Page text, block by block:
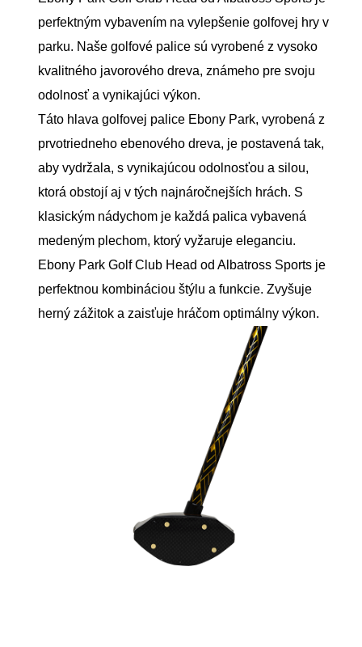
perfektným vybavením na vylepšenie golfovej hry v
parku. Naše golfové palice sú vyrobené z vysoko
kvalitného javorového dreva, známeho pre svoju
odolnosť a vynikajúci výkon.
Táto hlava golfovej palice Ebony Park, vyrobená z
prvotriedneho ebenového dreva, je postavená tak,
aby vydržala, s vynikajúcou odolnosťou a silou,
ktorá obstojí aj v tých najnáročnejších hrách. S
klasickým nádychom je každá palica vybavená
medeným plechom, ktorý vyžaruje eleganciu.
Ebony Park Golf Club Head od Albatross Sports je
perfektnou kombináciou štýlu a funkcie. Zvyšuje
herný zážitok a zaisťuje hráčom optimálny výkon.